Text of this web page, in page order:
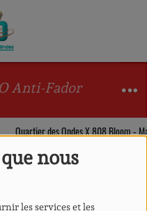
nous
les services et les
Anti-Fador
Quartier des Ondes X 808 Bloom -